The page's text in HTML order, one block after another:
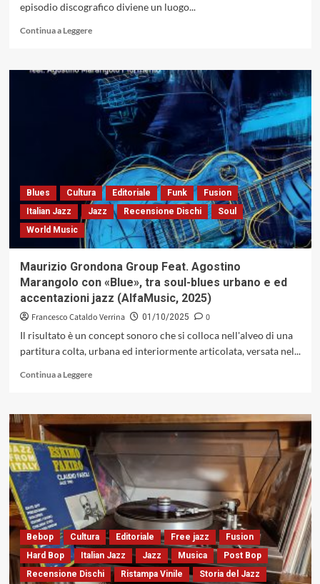
episodio discografico diviene un luogo...
Continua a LeggereLeggi
su
Un
viaggio
nell’universo
musicale
di
Marco
Evangelista.
Il
suono
abitato
e
il
respiro
flicorno
Blues Cultura Editoriale Funk
Fusion
Italian Jazz
Jazz Recensione Dischi
Soul
World Music
Maurizio Grondona Group Feat. Agostino
Marangolo con «Blue», tra soul-blues urbano e ed
accentazioni jazz (AlfaMusic, 2025)
Francesco Cataldo Verrina 01/10/2025
0
Il risultato è un concept sonoro che si colloca nell'alveo di una
partitura colta, urbana ed interiormente articolata, versata nel...
Continua a LeggereLeggi
su
Maurizio
Grondona
Group
Feat.
Agostino
Marangolo
con
«Blue»,
tra
soul-
blues
urbano
Bebop Cultura Editoriale Free jazz
Fusion
Hard Bop
Italian Jazz Jazz Musica
Post Bop
Recensione Dischi
Ristampa Vinile Storia del Jazz